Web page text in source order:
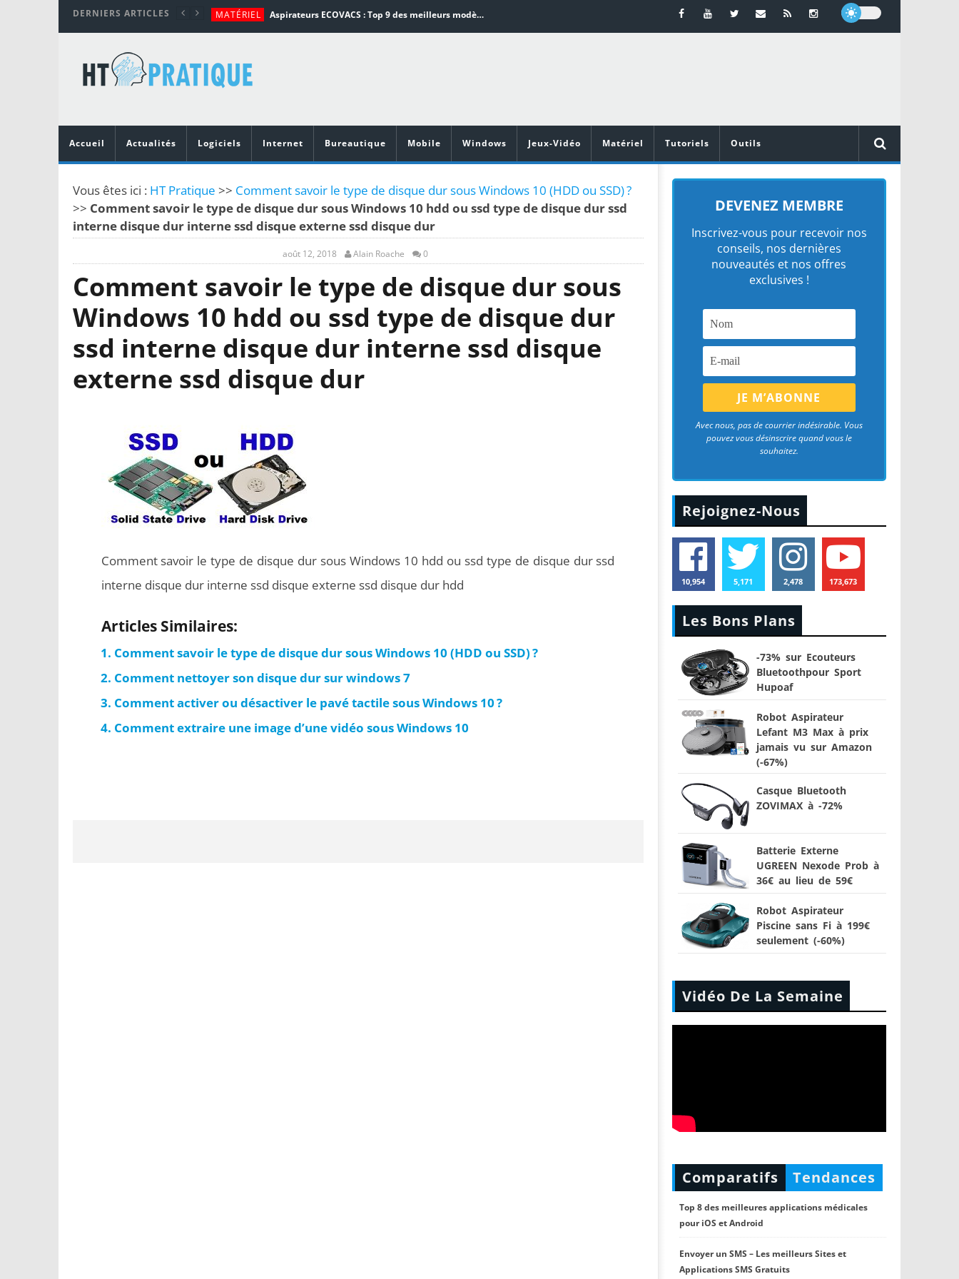
DERNIERS ARTICLES MATÉRIEL Aspirateurs ECOVACS : Top 9 des meilleurs modèles de la marque
MATÉRIEL
MOBILE
Top 10 des meilleurs jeux de cuisine pour Android
Accueil
Actualités Logiciels Internet Bureautique Mobile Windows Jeux-Vidéo Matériel Tutoriels Outils
Vous êtes ici : HT Pratique >> Comment savoir le type de disque dur sous Windows 10 (HDD ou SSD) ?
>> Comment savoir le type de disque dur sous Windows 10 hdd ou ssd type de disque dur ssd
interne disque dur interne ssd disque externe ssd disque dur
août 12, 2018 Alain Roache 0
Comment savoir le type de disque dur sous
Windows 10 hdd ou ssd type de disque dur
ssd interne disque dur interne ssd disque
externe ssd disque dur
Comment savoir le type de disque dur sous Windows 10 hdd ou ssd type de disque dur ssd
interne disque dur interne ssd disque externe ssd disque dur hdd
Articles Similaires:
Comment savoir le type de disque dur sous Windows 10 (HDD ou SSD) ?
Comment nettoyer son disque dur sur windows 7
Comment activer ou désactiver le pavé tactile sous Windows 10 ?
Comment extraire une image d’une vidéo sous Windows 10
DEVENEZ MEMBRE
Inscrivez-vous pour recevoir nos
conseils, nos dernières
nouveautés et nos offres
exclusives !
Avec nous, pas de courrier indésirable. Vous
pouvez vous désinscrire quand vous le
souhaitez.
Rejoignez-Nous
10,954 5,171 2,478 173,673
Les Bons Plans
-73% sur Ecouteurs
Bluetoothpour Sport
Hupoaf
Robot Aspirateur
Lefant M3 Max à prix
jamais vu sur Amazon
(-67%)
Casque Bluetooth
ZOVIMAX à -72%
Batterie Externe
UGREEN Nexode Prob à
36€ au lieu de 59€
Robot Aspirateur
Piscine sans Fi à 199€
seulement (-60%)
Vidéo De La Semaine
Comparatifs Tendances
Top 8 des meilleures applications médicales
pour iOS et Android
Envoyer un SMS – Les meilleurs Sites et
Applications SMS Gratuits